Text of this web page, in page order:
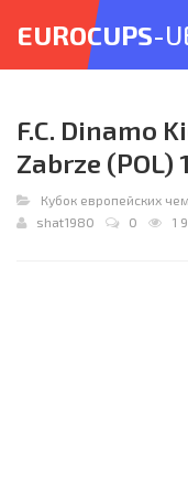
EUROCUPS-
F.C. Dinamo
Zabrze (POL)
Кубок европейских
shat1980
0 1